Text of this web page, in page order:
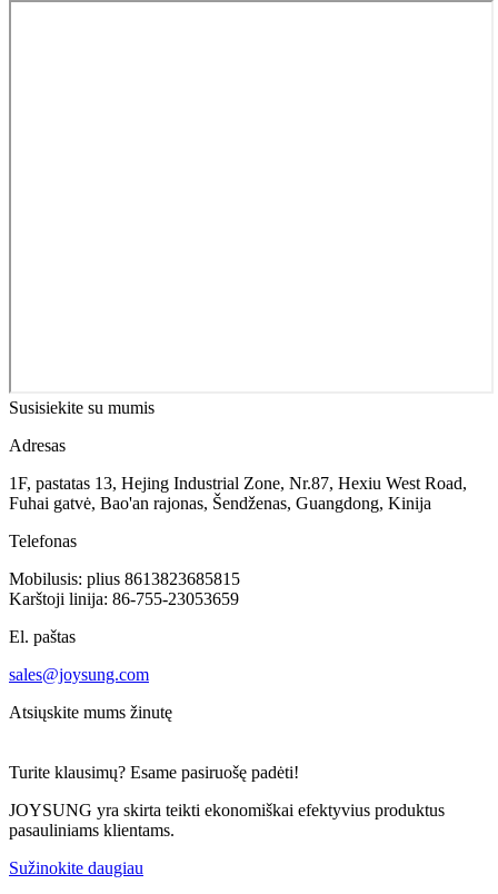
Susisiekite su mumis
Adresas
1F, pastatas 13, Hejing Industrial Zone, Nr.87, Hexiu West Road,
Fuhai gatvė, Bao'an rajonas, Šendženas, Guangdong, Kinija
Telefonas
Mobilusis: plius 8613823685815
Karštoji linija: 86-755-23053659
El. paštas
sales@joysung.com
Atsiųskite mums žinutę
Turite klausimų? Esame pasiruošę padėti!
JOYSUNG yra skirta teikti ekonomiškai efektyvius produktus
pasauliniams klientams.
Sužinokite daugiau